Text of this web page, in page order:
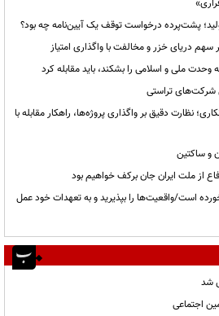
پشت‌پرده درخواست توقف یک آیین‌نامه چه بود؟
سهم دریای خزر و مخالفت با واگذاری امتیاز
ملی و اسلامی را بشکند، باید مقابله کرد
نظارت دقیق بر واگذاری پروژه‌ها، راهکار مقابله با
و ساکتین
از ملت ایران جان برکف خواهیم بود
است/واقعیت‌ها را بپذیرید و به تعهدات خود عمل
شد
اجتماعی